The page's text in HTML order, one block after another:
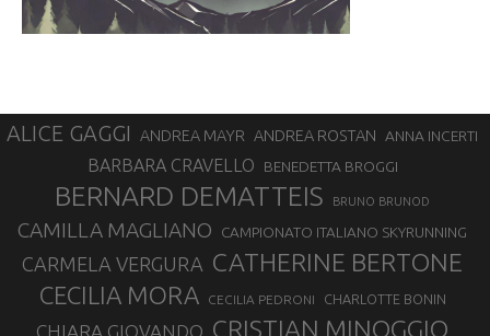
ALICE GAGGI ANDREA MAYR ANDREA ROSTAN ANNA INCERTI
BARBARA CRAVELLO BENEDETTA BROGGI
BERNARD DEMATTEIS BRUNO BRUNOD
CAMILLA MAGLIANO CAMPIONATO ITALIANO SKYRUNNING
CARMELA VERGURA CATHERINE BERTONE
CECILIA MORA CECILIA PEDRONI CHARLOTTE BONIN
CHIARA GIOVANDO CRISTIAN MINOGGIO